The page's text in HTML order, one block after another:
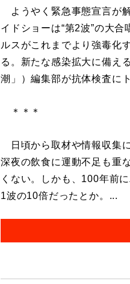
ようやく緊急事態宣言が
イドショーは“第2波”の大合
ルスがこれまでより強毒化
る。新たな感染拡大に備え
潮」）編集部が抗体検査に
＊＊＊
日頃から取材や情報収集
深夜の飲食に運動不足も重
くない。しかも、100年前
1波の10倍だったとか。...